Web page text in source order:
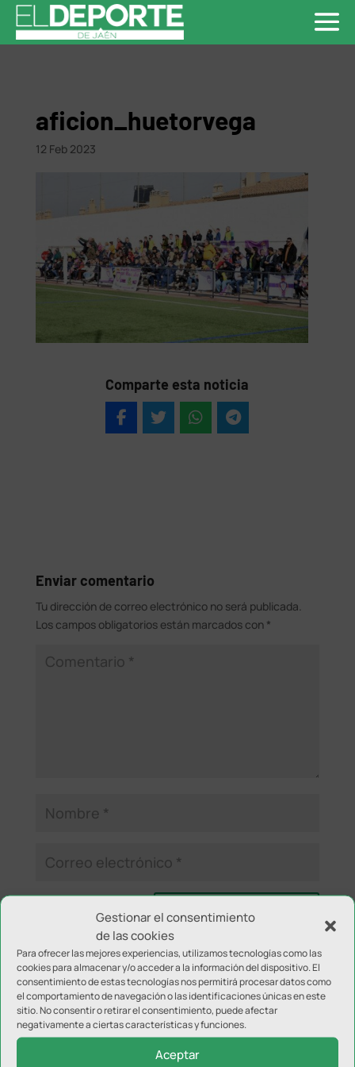
Gestionar el consentimiento
de las cookies
Para ofrecer las mejores experiencias, utilizamos tecnologías como las
cookies para almacenar y/o acceder a la información del dispositivo. El
consentimiento de estas tecnologías nos permitirá procesar datos como
el comportamiento de navegación o las identificaciones únicas en este
sitio. No consentir o retirar el consentimiento, puede afectar
negativamente a ciertas características y funciones.
Aceptar
aficion_huetorvega
12 Feb 2023
Comparte esta noticia
Enviar comentario
Tu dirección de correo electrónico no será publicada.
Los campos obligatorios están marcados con *
NOTICIAS RELACIONADAS